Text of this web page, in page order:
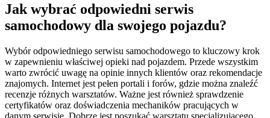
Jak wybrać odpowiedni serwis
samochodowy dla swojego pojazdu?
Wybór odpowiedniego serwisu samochodowego to kluczowy krok
w zapewnieniu właściwej opieki nad pojazdem. Przede wszystkim
warto zwrócić uwagę na opinie innych klientów oraz rekomendacje
znajomych. Internet jest pełen portali i forów, gdzie można znaleźć
recenzje różnych warsztatów. Ważne jest również sprawdzenie
certyfikatów oraz doświadczenia mechaników pracujących w
danym serwisie. Dobrze jest poszukać warsztatu specjalizującego